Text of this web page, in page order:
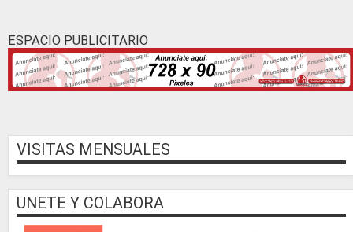
ESPACIO PUBLICITARIO
VISITAS MENSUALES
UNETE Y COLABORA